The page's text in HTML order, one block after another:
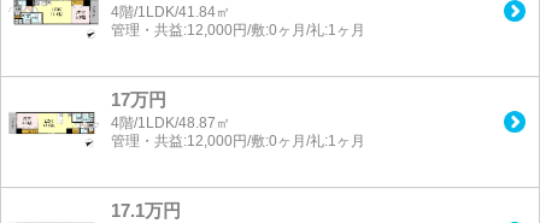
4階/1LDK/41.84㎡
管理・共益:12,000円/敷:0ヶ月/礼:1ヶ月
17万円
4階/1LDK/48.87㎡
管理・共益:12,000円/敷:0ヶ月/礼:1ヶ月
17.1万円